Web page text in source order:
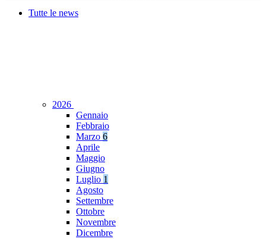
Tutte le news
2026
Gennaio
Febbraio
Marzo 6
Aprile
Maggio
Giugno
Luglio 1
Agosto
Settembre
Ottobre
Novembre
Dicembre